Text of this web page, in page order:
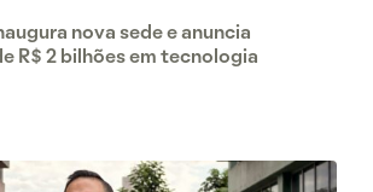
nova sede e anuncia
R$ 2 bilhões em tecnologia